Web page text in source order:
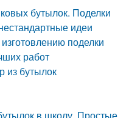
бутылок. Поделки
идеи
поделки
работ
из бутылок